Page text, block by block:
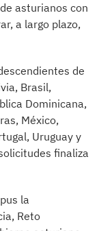
asturianos con
a largo plazo,
de
Brasil,
Dominicana,
México,
Uruguay y
finaliza
la
Reto